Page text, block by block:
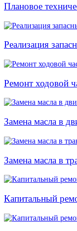
Плановое
Реализация
Ремонт ходовой
Замена масла в
Замена масла в
Капитальный